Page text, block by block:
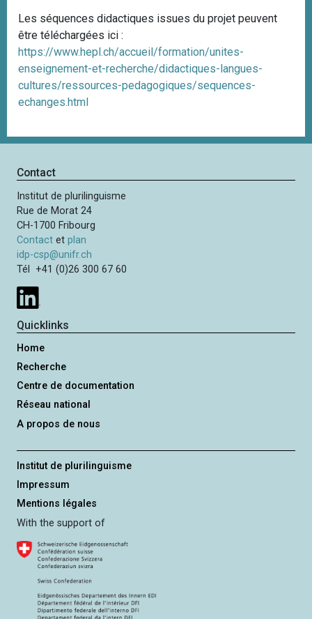
Les séquences didactiques issues du projet peuvent
être téléchargées ici :
https://www.hepl.ch/accueil/formation/unites-
enseignement-et-recherche/didactiques-langues-
cultures/ressources-pedagogiques/sequences-
echanges.html
Contact
Institut de plurilinguisme
Rue de Morat 24
CH-1700 Fribourg
Contact etplan
idp-csp@unifr.ch
Tél +41 (0)26 300 67 60
Quicklinks
Home
Recherche
Centre de documentation
Réseau national
A propos de nous
Institut de plurilinguisme
Impressum
Mentions légales
With the support of